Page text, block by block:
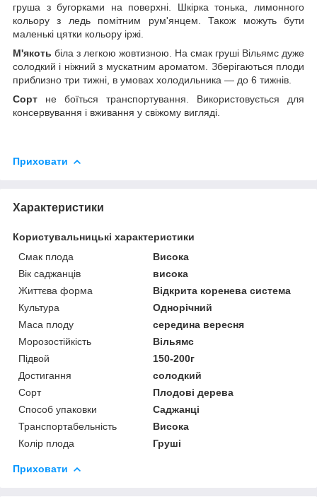
груша з бугорками на поверхні. Шкірка тонька, лимонного
кольору з ледь помітним рум'янцем. Також можуть бути
маленькі цятки кольору іржі.
М'якоть біла з легкою жовтизною. На смак груші Вільямс дуже
солодкий і ніжний з мускатним ароматом. Зберігаються плоди
приблизно три тижні, в умовах холодильника — до 6 тижнів.
Сорт не боїться транспортування. Використовується для
консервування і вживання у свіжому вигляді.
Приховати
Характеристики
Користувальницькі характеристики
Смак плода
Висока
Вік саджанців
висока
Життєва форма
Відкрита коренева система
Культура
Однорічний
Маса плоду
середина вересня
Морозостійкість
Вільямс
Підвой
150-200г
Достигання
солодкий
Сорт
Плодові дерева
Способ упаковки
Саджанці
Транспортабельність
Висока
Колір плода
Груші
Приховати